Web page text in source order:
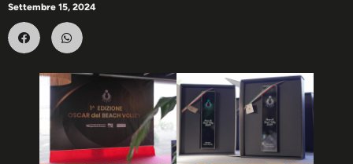
Settembre 15, 2024